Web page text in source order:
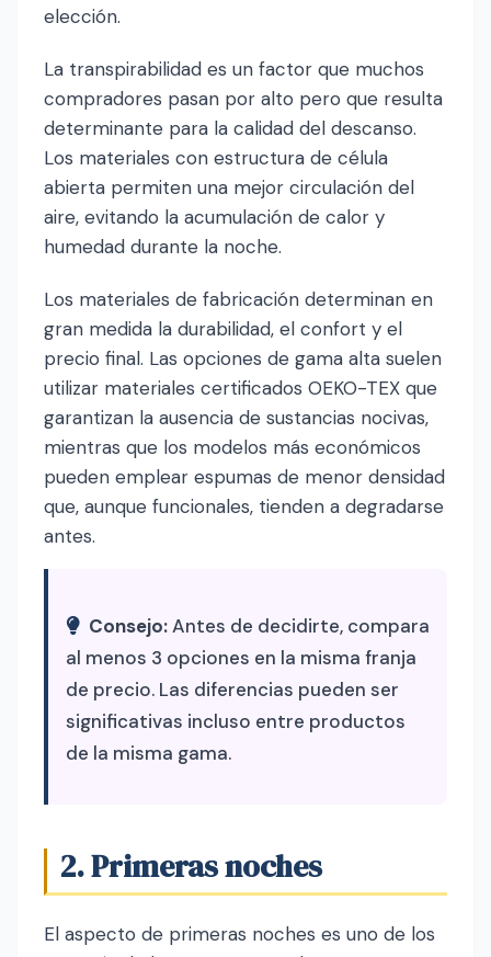
elección.
La transpirabilidad es un factor que muchos
compradores pasan por alto pero que resulta
determinante para la calidad del descanso.
Los materiales con estructura de célula
abierta permiten una mejor circulación del
aire, evitando la acumulación de calor y
humedad durante la noche.
Los materiales de fabricación determinan en
gran medida la durabilidad, el confort y el
precio final. Las opciones de gama alta suelen
utilizar materiales certificados OEKO-TEX que
garantizan la ausencia de sustancias nocivas,
mientras que los modelos más económicos
pueden emplear espumas de menor densidad
que, aunque funcionales, tienden a degradarse
antes.
Consejo:Antes de decidirte, compara
al menos 3 opciones en la misma franja
de precio. Las diferencias pueden ser
significativas incluso entre productos
de la misma gama.
2. Primeras noches
El aspecto de primeras noches es uno de los